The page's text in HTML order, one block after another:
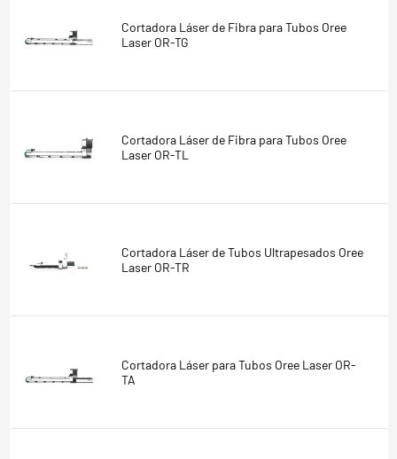
Cortadora Láser de Fibra para Tubos Oree
Laser OR-TG
Cortadora Láser de Fibra para Tubos Oree
Laser OR-TL
Cortadora Láser de Tubos Ultrapesados Oree
Laser OR-TR
Cortadora Láser para Tubos Oree Laser OR-
TA